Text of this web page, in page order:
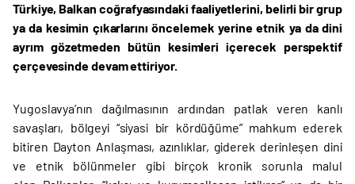
Türkiye, Balkan coğrafyasındaki faaliyetlerini, belirli bir grup
ya da kesimin çıkarlarını öncelemek yerine etnik ya da dini
ayrım gözetmeden bütün kesimleri içerecek perspektif
çerçevesinde devam ettiriyor.
Yugoslavya’nın dağılmasının ardından patlak veren kanlı
savaşları, bölgeyi “siyasi bir kördüğüme” mahkum ederek
bitiren Dayton Anlaşması, azınlıklar, giderek derinleşen dini
ve etnik bölünmeler gibi birçok kronik sorunla malul